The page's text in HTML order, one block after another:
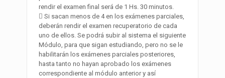
rendir el examen final será de 1 Hs. 30 minutos.
 Si sacan menos de 4 en los exámenes parciales,
deberán rendir el examen recuperatorio de cada
uno de ellos. Se podrá subir al sistema el siguiente
Módulo, para que sigan estudiando, pero no se le
habilitarán los exámenes parciales posteriores,
hasta tanto no hayan aprobado los exámenes
correspondiente al módulo anterior y así